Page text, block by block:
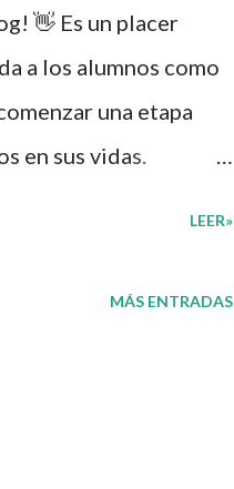
👋 Es un placer
a los alumnos como
una etapa
en sus vidas.
lo compartimos con
en el siguiente
😉 Publicamos
a nuestro grupo
Además, puedes
donde se
LEER»
MÁS ENTRADAS